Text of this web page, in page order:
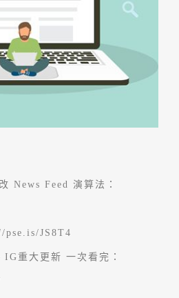
News Feed 演算法：
pse.is/JS8T4
重大更新 一次看完：